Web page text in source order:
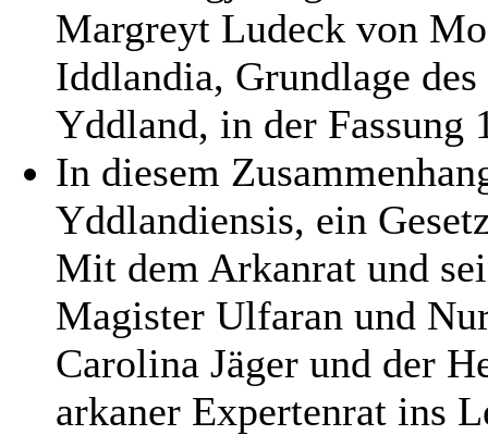
Margreyt Ludeck von
Iddlandia, Grundlage
Yddland, in der
In diesem
Yddlandiensis, ein
Mit dem Arkanrat und
Magister Ulfaran und
Carolina Jäger und der
arkaner Expertenrat ins